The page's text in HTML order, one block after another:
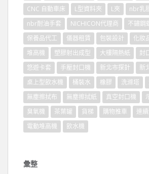
CNC 自動車床
L型資料夾 L夾 nbr乳
nbr耐油手套
NICHICON代理商 不鏽鋼
保養品代工
儀器租賃 包裝設計 化妝
堆高機
塑膠射出成型 大樓隔熱紙 封
悠遊卡套
手壓封口機 新北市探針
新
桌上型飲水機
桶裝水 橡膠 洗滌塔
無塵擦拭布
無塵擦拭紙 真空封口機
臭氧機
茶葉罐 貨梯 購物推車 連
電動堆高機
飲水機
彙整